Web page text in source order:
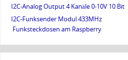
I2C-Analog Output 4 Kanäle 0-10V 10 Bit
I2C-Funksender Modul 433MHz
Funksteckdosen am Raspberry